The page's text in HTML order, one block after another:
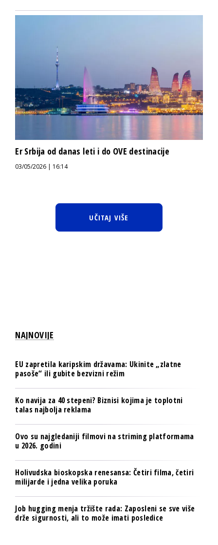
Er Srbija od danas leti i do OVE destinacije
03/05/2026 | 16:14
UČITAJ VIŠE
NAJNOVIJE
EU zapretila karipskim državama: Ukinite „zlatne
pasoše“ ili gubite bezvizni režim
Ko navija za 40 stepeni? Biznisi kojima je toplotni
talas najbolja reklama
Ovo su najgledaniji filmovi na striming platformama
u 2026. godini
Holivudska bioskopska renesansa: Četiri filma, četiri
milijarde i jedna velika poruka
Job hugging menja tržište rada: Zaposleni se sve više
drže sigurnosti, ali to može imati posledice